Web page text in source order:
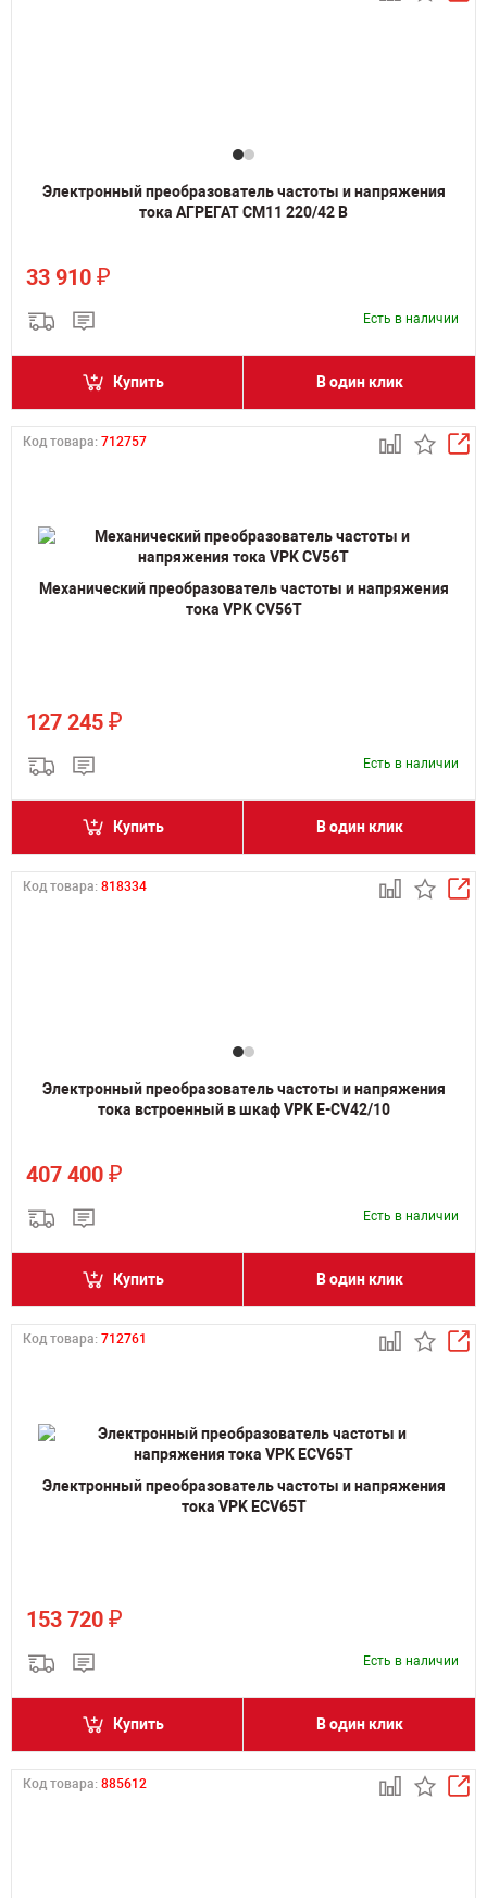
Электронный преобразователь частоты и напряжения
тока АГРЕГАТ СМ11 220/42 В
33 910 ₽
Есть в наличии
Купить В один клик
Код товара: 712757
Механический преобразователь частоты и напряжения
тока VPK CV56T
127 245 ₽
Есть в наличии
Купить В один клик
Код товара: 818334
Электронный преобразователь частоты и напряжения
тока встроенный в шкаф VPK E-CV42/10
407 400 ₽
Есть в наличии
Купить В один клик
Код товара: 712761
Электронный преобразователь частоты и напряжения
тока VPK ECV65T
153 720 ₽
Есть в наличии
Купить В один клик
Код товара: 885612